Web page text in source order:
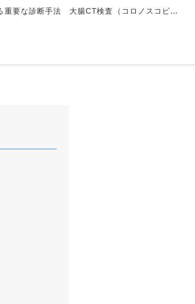
重要な診断手法 大腸CT検査（コロノスコピ…